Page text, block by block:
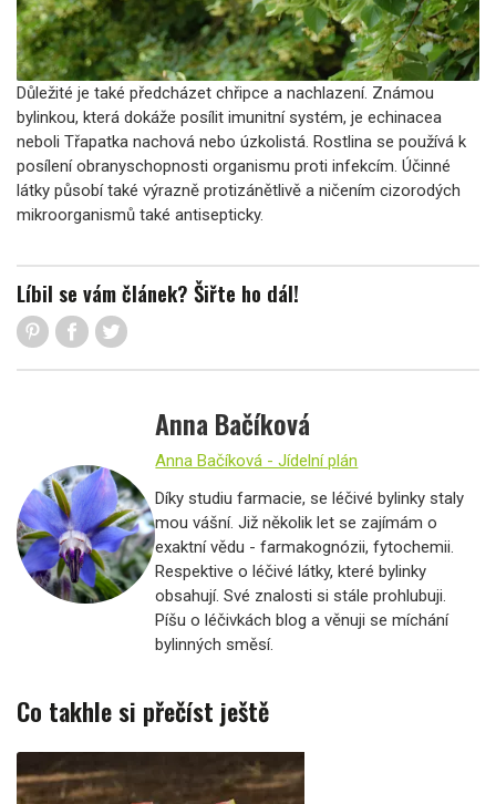
Důležité je také předcházet chřipce a nachlazení. Známou
bylinkou, která dokáže posílit imunitní systém, je echinacea
neboli Třapatka nachová nebo úzkolistá. Rostlina se používá k
posílení obranyschopnosti organismu proti infekcím. Účinné
látky působí také výrazně protizánětlivě a ničením cizorodých
mikroorganismů také antisepticky.
Líbil se vám článek? Šiřte ho dál!
Anna Bačíková
Anna Bačíková - Jídelní plán
Díky studiu farmacie, se léčivé bylinky staly
mou vášní. Již několik let se zajímám o
exaktní vědu - farmakognózii, fytochemii.
Respektive o léčivé látky, které bylinky
obsahují. Své znalosti si stále prohlubuji.
Píšu o léčivkách blog a věnuji se míchání
bylinných směsí.
Co takhle si přečíst ještě